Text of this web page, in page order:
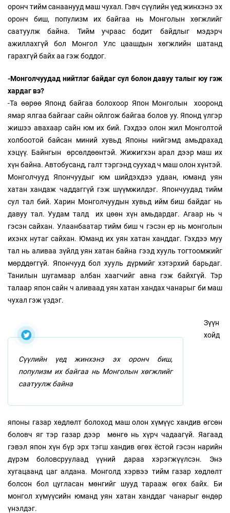
оронч тийм санаанууд маш чухал. Гэвч сүүлийн үед жинхэнэ эх
оронч биш, популизм их байгаа нь Монголын хөгжлийг
саатуулж байна. Тийм учраас бодит байдлыг мэдэрч
ажиллахгүй бол Монгол Улс цаашдын хөгжлийн шатанд
гарахгүй байх аа гэж боддог.
-Монголчуудад нийтлэг байдаг сул болон давуу талыг юу гэж
хардаг вэ?
-Та өөрөө Японд байгаа болохоор Япон Монголын хооронд
ямар ялгаа байгааг сайн ойлгож байгаа болов уу. Японд үлгэр
жишээ авахаар сайн юм их бий. Гэхдээ олон жил Монголтой
холбоотой байсан миний хувьд Японы нийгэмд амьдрахад
хэцүү. Байнгын өрсөлдөөнтэй. Жижигхэн арал дээр маш их
хүн байна. Автобусанд, галт тэргэнд суухад ч маш олон хүнтэй.
Монголчууд Япончуудыг юм шийдэхдээ удаан, юманд уян
хатан хандаж чаддаггүй гэж шүүмжилдэг. Япончуудад тийм
сул тал бий. Харин Монголчуудын хувьд ийм биш байдаг нь
давуу тал. Уудам талд их цөөн хүн амьдардаг. Агаар нь ч
гэсэн сайхан. Улаанбаатар тийм биш ч гэсэн ер нь монголын
ихэнх нутаг сайхан. Юманд их уян хатан ханддаг. Гэхдээ муу
тал нь аливаа зүйлд уян хатан байна гээд хууль тогтоомжийг
мөрддөггүй. Япончууд бол хууль дүрмийг хэтэрхий барьдаг.
Танилын шугамаар албан хаагчийг авна гэж байхгүй. Тэр
талаар япон сайн ч аливаад уян хатан хандах чанарыг би маш
чухал гэж үздэг.
Сүүлийн үед жинхэнэ эх оронч биш,
популизм их байгаа нь Монголын хөгжлийг
саатуулж байна
Зүүн
хойд
японы газар хөдлөлт болоход маш олон хүмүүс хандив өгсөн
боловч яг тэр газар дээр мөнгө нь хүрч чадаагүй. Яагаад
гэвэл япон хүн бүр эрх тэгш хандив өгөх ёстой гэсэн нарийн
дүрэм боловсруулаад үүний дараа хэрэгжүүлсэн. Энэ
хугацаанд цаг алдана. Монголд хэрвээ тийм газар хөдлөлт
болсон бол цугласан мөнгийг шууд тарааж өгөх байх. Би
монгол хүмүүсийн юманд уян хатан ханддаг чанарыг өндөр
үнэлдэг.